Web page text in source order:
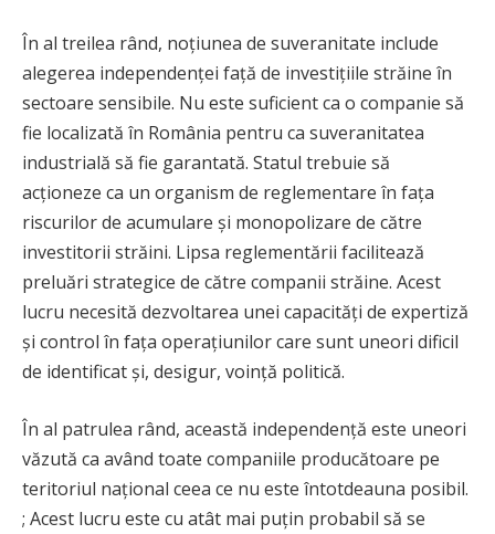
În al treilea rând, noțiunea de suveranitate include
alegerea independenței față de investițiile străine în
sectoare sensibile. Nu este suficient ca o companie să
fie localizată în România pentru ca suveranitatea
industrială să fie garantată. Statul trebuie să
acționeze ca un organism de reglementare în fața
riscurilor de acumulare și monopolizare de către
investitorii străini. Lipsa reglementării facilitează
preluări strategice de către companii străine. Acest
lucru necesită dezvoltarea unei capacități de expertiză
și control în fața operațiunilor care sunt uneori dificil
de identificat și, desigur, voință politică.
În al patrulea rând, această independență este uneori
văzută ca având toate companiile producătoare pe
teritoriul național ceea ce nu este întotdeauna posibil.
; Acest lucru este cu atât mai puțin probabil să se